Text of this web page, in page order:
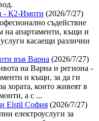
- К2-Имоти (2026/7/27)
съдействие
на апартаменти, къщи и
касаещи различни
във Варна (2026/7/27)
на Варна и региона -
и къщи, за да ги
хората, които живеят в
а с ...
Elstil София (2026/7/27)
електроуслуги за